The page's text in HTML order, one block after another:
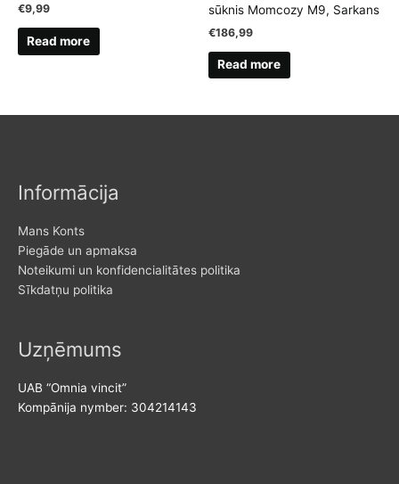
€9,99
Read more
sūknis Momcozy M9, Sarkans
€186,99
Read more
Informācija
Mans Konts
Piegāde un apmaksa
Noteikumi un konfidencialitātes politika
Sīkdatņu politika
Uzņēmums
UAB “Omnia vincit”
Kompānija nymber: 304214143